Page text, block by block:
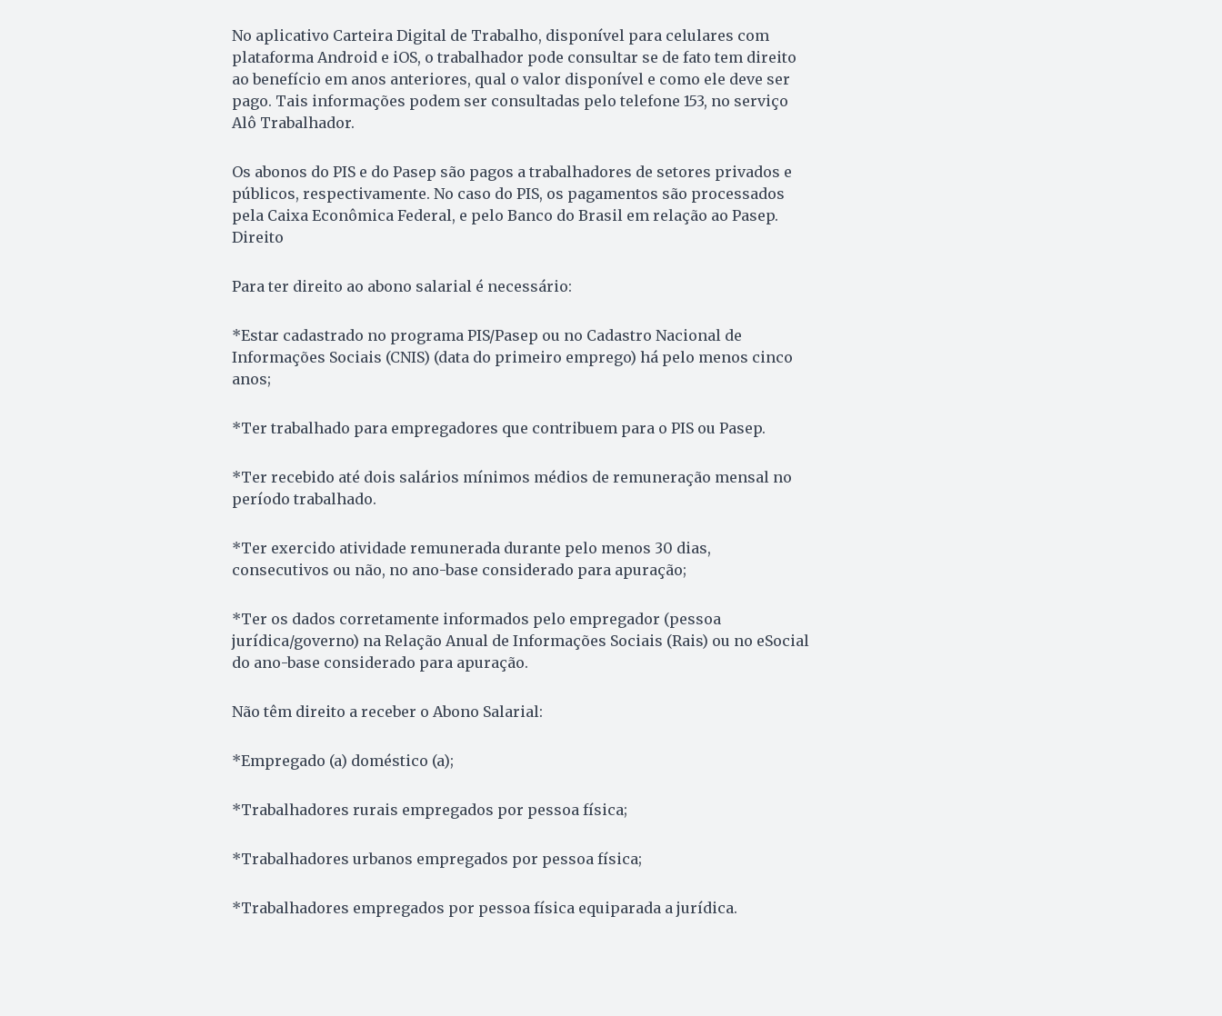
No aplicativo Carteira Digital de Trabalho, disponível para celulares com
plataforma Android e iOS, o trabalhador pode consultar se de fato tem direito
ao benefício em anos anteriores, qual o valor disponível e como ele deve ser
pago. Tais informações podem ser consultadas pelo telefone 153, no serviço
Alô Trabalhador.
Os abonos do PIS e do Pasep são pagos a trabalhadores de setores privados e
públicos, respectivamente. No caso do PIS, os pagamentos são processados
pela Caixa Econômica Federal, e pelo Banco do Brasil em relação ao Pasep.
Direito
Para ter direito ao abono salarial é necessário:
*Estar cadastrado no programa PIS/Pasep ou no Cadastro Nacional de
Informações Sociais (CNIS) (data do primeiro emprego) há pelo menos cinco
anos;
*Ter trabalhado para empregadores que contribuem para o PIS ou Pasep.
*Ter recebido até dois salários mínimos médios de remuneração mensal no
período trabalhado.
*Ter exercido atividade remunerada durante pelo menos 30 dias,
consecutivos ou não, no ano-base considerado para apuração;
*Ter os dados corretamente informados pelo empregador (pessoa
jurídica/governo) na Relação Anual de Informações Sociais (Rais) ou no eSocial
do ano-base considerado para apuração.
Não têm direito a receber o Abono Salarial:
*Empregado (a) doméstico (a);
*Trabalhadores rurais empregados por pessoa física;
*Trabalhadores urbanos empregados por pessoa física;
*Trabalhadores empregados por pessoa física equiparada a jurídica.